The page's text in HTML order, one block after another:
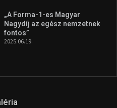
„A Forma-1-es Magyar
Nagydíj az egész nemzetnek
fontos”
2025.06.19.